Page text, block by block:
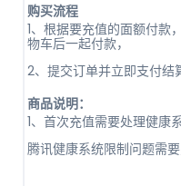
购买流程
1、根据要充值的面额付款
物车后一起付款，
2、提交订单并立即支付结
商品说明：
1、首次充值需要处理健康
腾讯健康系统限制问题需要